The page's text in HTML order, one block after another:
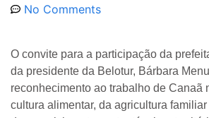
No Comments
O convite para a participação da
da presidente da Belotur, Bárbara
reconhecimento ao trabalho de Canaã
cultura alimentar, da agricultura familiar